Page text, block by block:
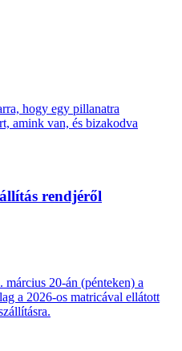
hogy egy pillanatra
amink van, és bizakodva
rendjéről
20-án (pénteken) a
a 2026-os matricával ellátott